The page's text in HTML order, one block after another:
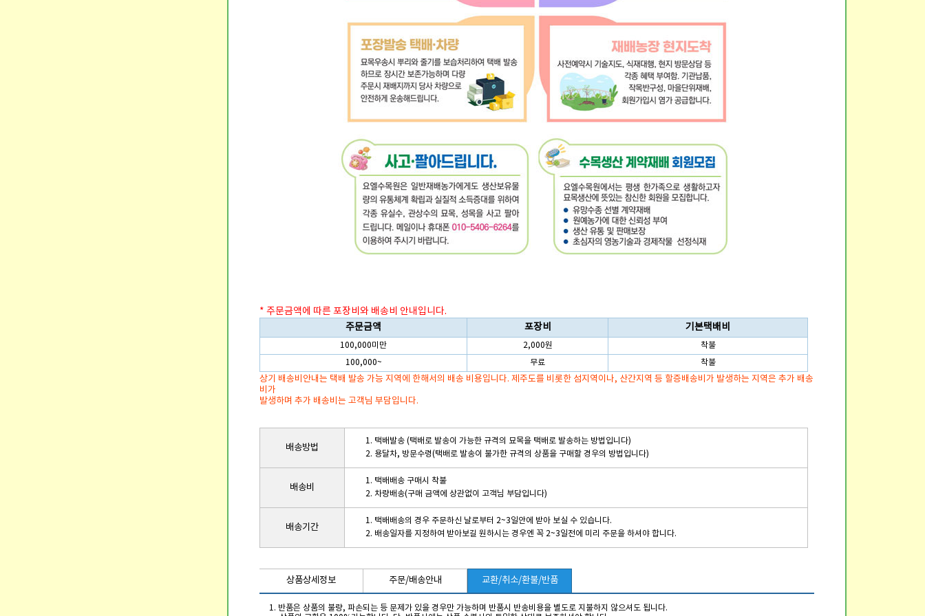
* 주문금액에 따른 포장비와 배송비 안내입니다.
주문금액
포장비 기본택배비
100,000미만 2,000원
착불
100,000~
무료 착불
상기 배송비안내는 택배 발송 가능 지역에 한해서의 배송 비용입니다. 제주도를 비롯한 섬지역이나, 산간지역 등 할증배송비가 발생하는 지역은 추가 배송
비가
발생하며 추가 배송비는 고객님 부담입니다.
배송방법
1. 택배발송 (택배로 발송이 가능한 규격의 묘목을 택배로 발송하는 방법입니다)
2. 용달차, 방문수령(택배로 발송이 불가한 규격의 상품을 구매할 경우의 방법입니다)
배송비
1. 택배배송 구매시 착불
2. 차량배송(구매 금액에 상관없이 고객님 부담입니다)
배송기간
1. 택배배송의 경우 주문하신 날로부터 2~3일안에 받아 보실 수 있습니다.
2. 배송일자를 지정하여 받아보길 원하시는 경우엔 꼭 2~3일전에 미리 주문을 하셔야 합니다.
상품상세정보 주문/배송안내 교환/취소/환불/반품
1. 반품은 상품의 불량, 파손되는 등 문제가 있을 경우만 가능하며 반품시 반송비용을 별도로 지불하지 않으셔도 됩니다.